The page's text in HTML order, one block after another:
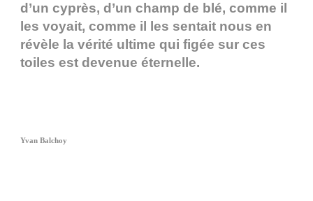
d’un cyprès, d’un champ de blé, comme il
les voyait, comme il les sentait nous en
révèle la vérité ultime qui figée sur ces
toiles est devenue éternelle.
Yvan Balchoy